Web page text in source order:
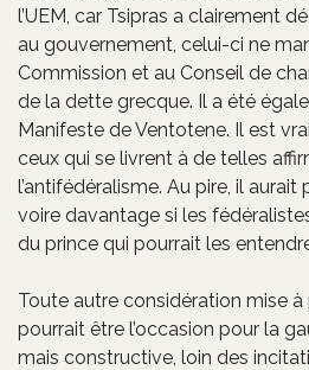
l’UEM, car Tsipras a clairement
au gouvernement, celui-ci ne
Commission et au Conseil de
de la dette grecque. Il a été
Manifeste de Ventotene. Il est
ceux qui se livrent à de telles
l’antifédéralisme. Au pire, il
voire davantage si les
du prince qui pourrait les
Toute autre considération mise à
pourrait être l’occasion pour la
mais constructive, loin des